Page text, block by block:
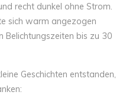
recht dunkel ohne Strom.
sich warm angezogen
bis zu 30
Geschichten entstanden,